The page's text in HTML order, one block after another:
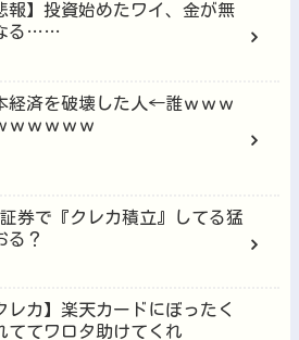
報】投資始めたワイ、金が無
る……
経済を破壊した人←誰ｗｗｗ
ｗｗｗｗｗ
券で『クレカ積立』してる猛
る？
レカ】楽天カードにぼったく
ててワロタ助けてくれ